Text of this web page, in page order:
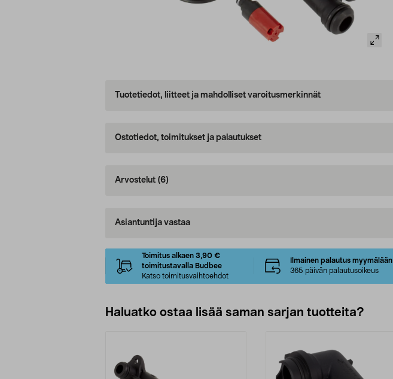
Tuotetiedot, liitteet ja mahdolliset varoitusmerkinnät
Ostotiedot, toimitukset ja palautukset
Arvostelut (6)
Asiantuntija vastaa
Toimitus alkaen 3,90 €
toimitustavalla Budbee
Katso toimitusvaihtoehdot
Ilmainen palautus myymälään
365 päivän palautusoikeus
Haluatko ostaa lisää saman sarjan tuotteita?